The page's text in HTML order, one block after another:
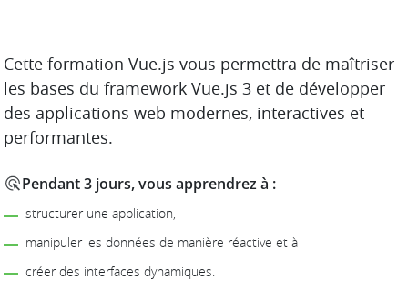
DESCRIPTION
Cette formation Vue.js vous permettra de maîtriser
les bases du framework Vue.js 3 et de développer
des applications web modernes, interactives et
performantes.
Pendant 3 jours, vous apprendrez à :
structurer une application,
manipuler les données de manière réactive et à
créer des interfaces dynamiques.